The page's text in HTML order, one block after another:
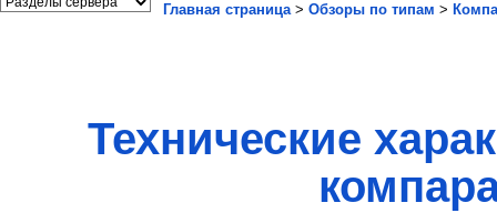
Главная страница> Обзоры по типам >
Технические